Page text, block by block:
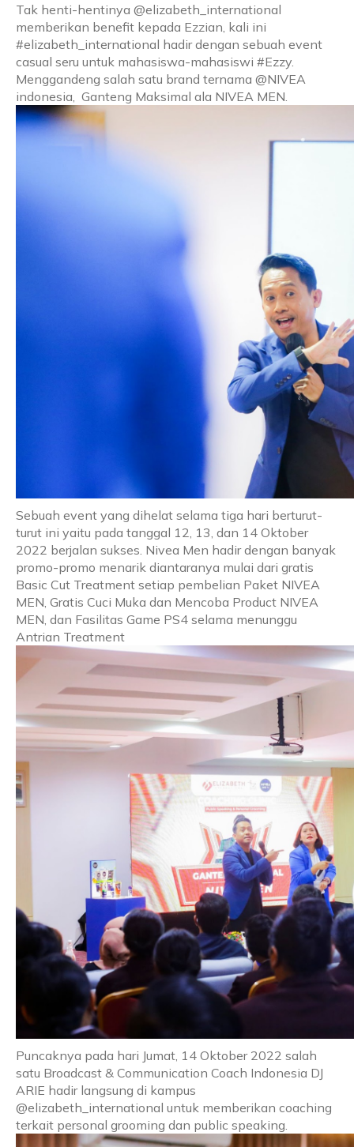
Tak henti-hentinya @elizabeth_international
memberikan benefit kepada Ezzian, kali ini
#elizabeth_international hadir dengan sebuah event
casual seru untuk mahasiswa-mahasiswi #Ezzy.
Menggandeng salah satu brand ternama @NIVEA
indonesia, Ganteng Maksimal ala NIVEA MEN.
Sebuah event yang dihelat selama tiga hari berturut-
turut ini yaitu pada tanggal 12, 13, dan 14 Oktober
2022 berjalan sukses. Nivea Men hadir dengan banyak
promo-promo menarik diantaranya mulai dari gratis
Basic Cut Treatment setiap pembelian Paket NIVEA
MEN, Gratis Cuci Muka dan Mencoba Product NIVEA
MEN, dan Fasilitas Game PS4 selama menunggu
Antrian Treatment
Puncaknya pada hari Jumat, 14 Oktober 2022 salah
satu Broadcast & Communication Coach Indonesia DJ
ARIE hadir langsung di kampus
@elizabeth_international untuk memberikan coaching
terkait personal grooming dan public speaking.